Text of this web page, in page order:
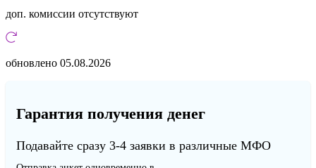
доп. комиссии отсутствуют
обновлено 05.08.2026
Гарантия получения денег
Подавайте сразу 3-4 заявки в различные МФО